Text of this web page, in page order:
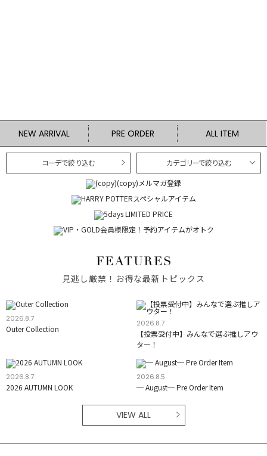
NEW ARRIVAL PRE ORDER ALL ITEM
コーデで絞り込む カテゴリーで絞り込む
見逃し厳禁！お得な最新トピックス
2026.8.7
Outer Collection
2026.8.7
【投票受付中】みんなで選ぶ推しアウ
ター！
2026.8.7
2026 AUTUMN LOOK
2026.8.5
─ August─ Pre Order Item
VIEW ALL